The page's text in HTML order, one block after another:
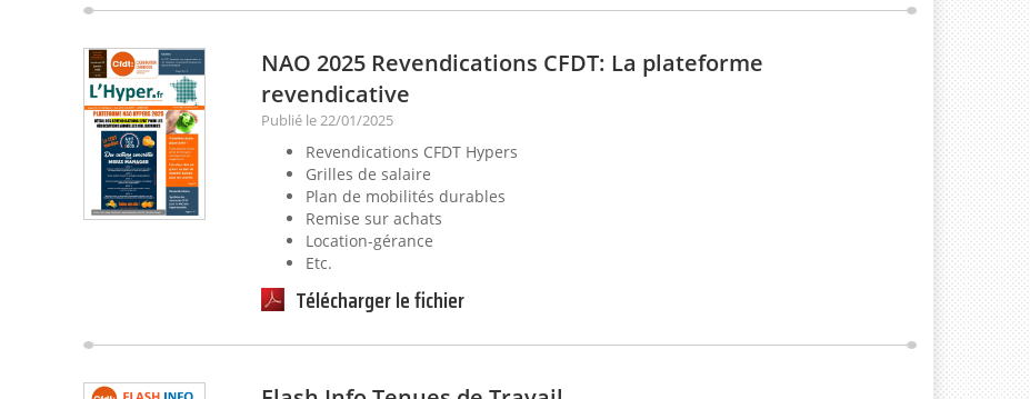
NAO 2025 Revendications CFDT: La plateforme
revendicative
Publié le 22/01/2025
Revendications CFDT Hypers
Grilles de salaire
Plan de mobilités durables
Remise sur achats
Location-gérance
Etc.
Télécharger le fichier